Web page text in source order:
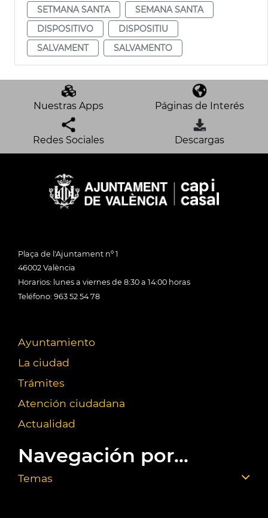
SETMANA SANTA
SEMANA SANTA
DISPOSITIVO
DISPOSITIU
SALVAMENT
SALVAMENTO
Nuestras Apps Páginas de Interés
Redes Sociales Descargas
Plaça de l'Ajuntament nº 1
46002 València
Horarios: lunes a viernes de 8:30 a 14:00 horas
Teléfono: 963 52 54 78
Ayuntamiento
La ciudad
Trámites
Atención ciudadana
Actualidad
Navegación por...
Temas